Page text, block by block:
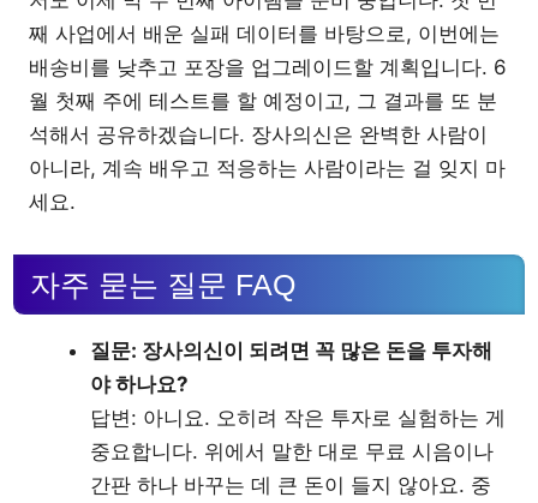
째 사업에서 배운 실패 데이터를 바탕으로, 이번에는
배송비를 낮추고 포장을 업그레이드할 계획입니다. 6
월 첫째 주에 테스트를 할 예정이고, 그 결과를 또 분
석해서 공유하겠습니다. 장사의신은 완벽한 사람이
아니라, 계속 배우고 적응하는 사람이라는 걸 잊지 마
세요.
자주 묻는 질문 FAQ
질문: 장사의신이 되려면 꼭 많은 돈을 투자해
야 하나요?
답변: 아니요. 오히려 작은 투자로 실험하는 게
중요합니다. 위에서 말한 대로 무료 시음이나
간판 하나 바꾸는 데 큰 돈이 들지 않아요. 중